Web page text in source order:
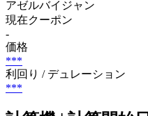
アゼルバイジャン
現在クーポン
-
価格
***
利回り / デュレーション
***